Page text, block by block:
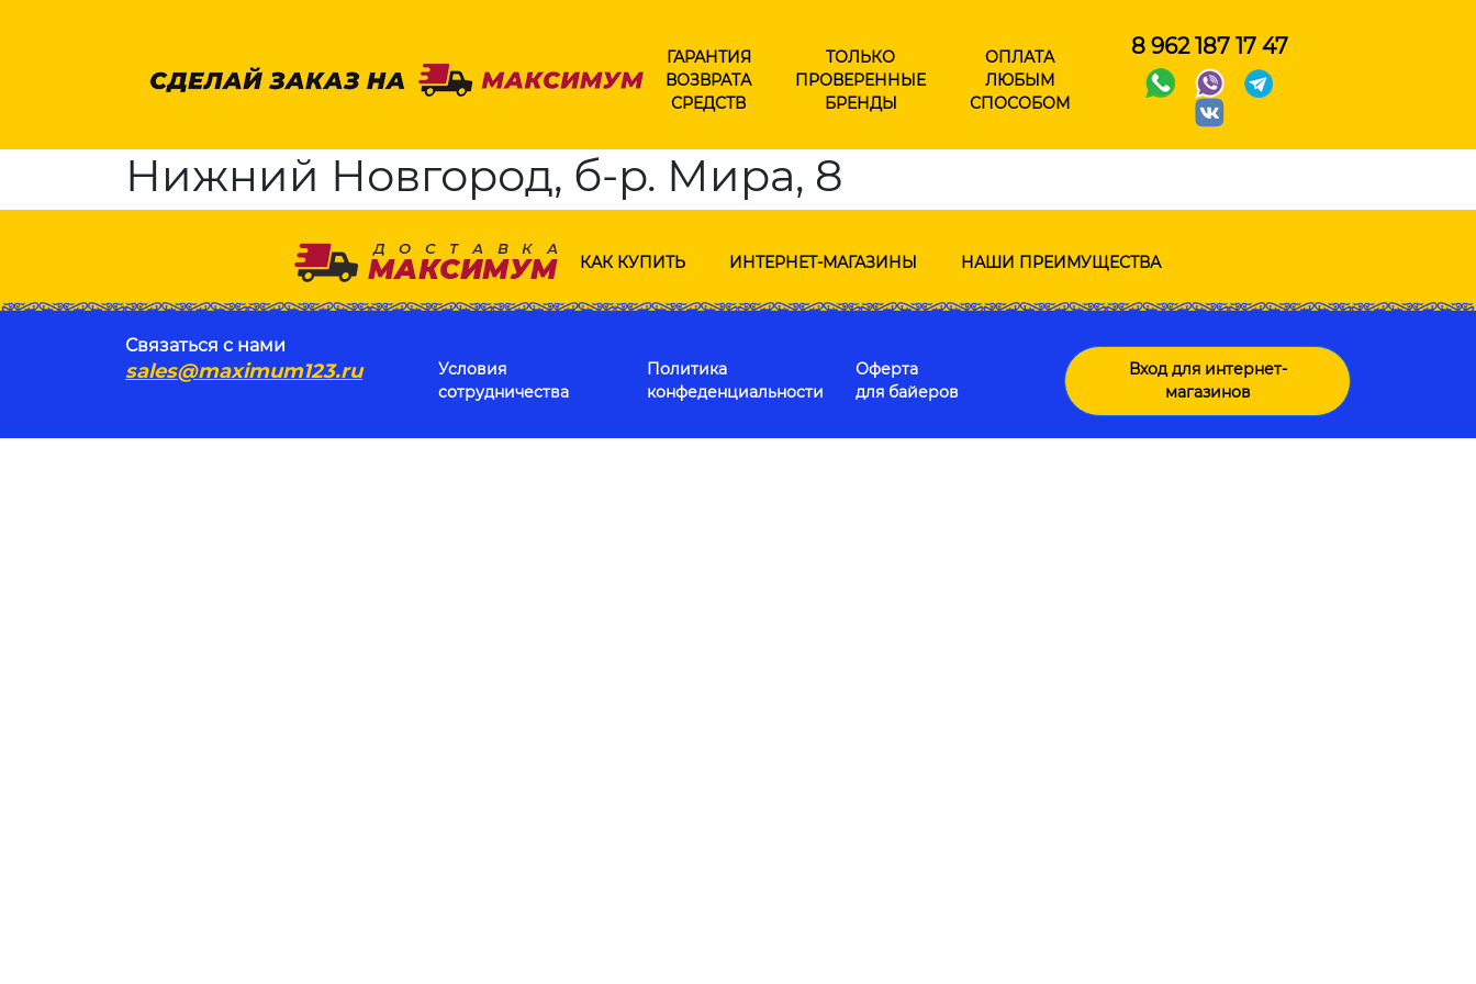
ГАРАНТИЯ
ВОЗВРАТА
СРЕДСТВ
ТОЛЬКО
ПРОВЕРЕННЫЕ
БРЕНДЫ
ОПЛАТА
ЛЮБЫМ
СПОСОБОМ
8 962 187 17 47
Нижний Новгород, б-р. Мира, 8
КАК КУПИТЬ ИНТЕРНЕТ-МАГАЗИНЫ НАШИ ПРЕИМУЩЕСТВА
Связаться с нами
sales@maximum123.ru
Условия
сотрудничества
Политика
конфеденциальности
Оферта
для байеров
Вход для интернет-
магазинов